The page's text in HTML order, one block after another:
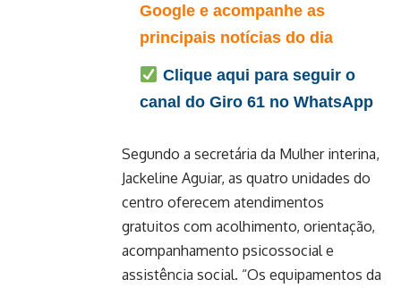
Google e acompanhe as
principais notícias do dia
Clique aqui para seguir o
canal do Giro 61 no WhatsApp
Segundo a secretária da Mulher interina,
Jackeline Aguiar, as quatro unidades do
centro oferecem atendimentos
gratuitos com acolhimento, orientação,
acompanhamento psicossocial e
assistência social. “Os equipamentos da